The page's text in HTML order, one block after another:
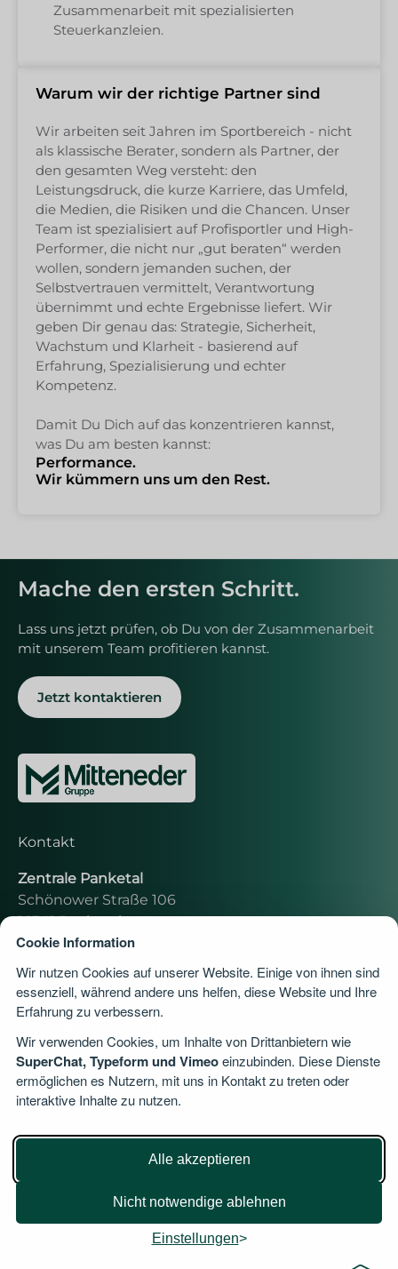
Cookie Information
Wir nutzen Cookies auf unserer Website. Einige von ihnen sind
essenziell, während andere uns helfen, diese Website und Ihre
Erfahrung zu verbessern.
Wir verwenden Cookies, um Inhalte von Drittanbietern wie
SuperChat, Typeform und Vimeoeinzubinden. Diese Dienste
ermöglichen es Nutzern, mit uns in Kontakt zu treten oder
interaktive Inhalte zu nutzen.
Alle akzeptieren
Nicht notwendige ablehnen
Einstellungen
Zusammenarbeit mit spezialisierten
Steuerkanzleien.
Warum wir der richtige Partner sind
Wir arbeiten seit Jahren im Sportbereich - nicht
als klassische Berater, sondern als Partner, der
den gesamten Weg versteht: den
Leistungsdruck, die kurze Karriere, das Umfeld,
die Medien, die Risiken und die Chancen. Unser
Team ist spezialisiert auf Profisportler und High-
Performer, die nicht nur „gut beraten“ werden
wollen, sondern jemanden suchen, der
Selbstvertrauen vermittelt, Verantwortung
übernimmt und echte Ergebnisse liefert. Wir
geben Dir genau das: Strategie, Sicherheit,
Wachstum und Klarheit - basierend auf
Erfahrung, Spezialisierung und echter
Kompetenz.
Damit Du Dich auf das konzentrieren kannst,
was Du am besten kannst:
Performance.
Wir kümmern uns um den Rest.
Mache den ersten Schritt.
Lass uns jetzt prüfen, ob Du von der Zusammenarbeit
mit unserem Team profitieren kannst.
Jetzt kontaktieren
Kontakt
Zentrale Panketal
Schönower Straße 106
16341 Panketal
moritz.rolle.assistent@dvag.de
Theodor-Storm-Straße 3
40699 Erkrath
030 - 81455971
praful.jain@dvag.de
Impressum